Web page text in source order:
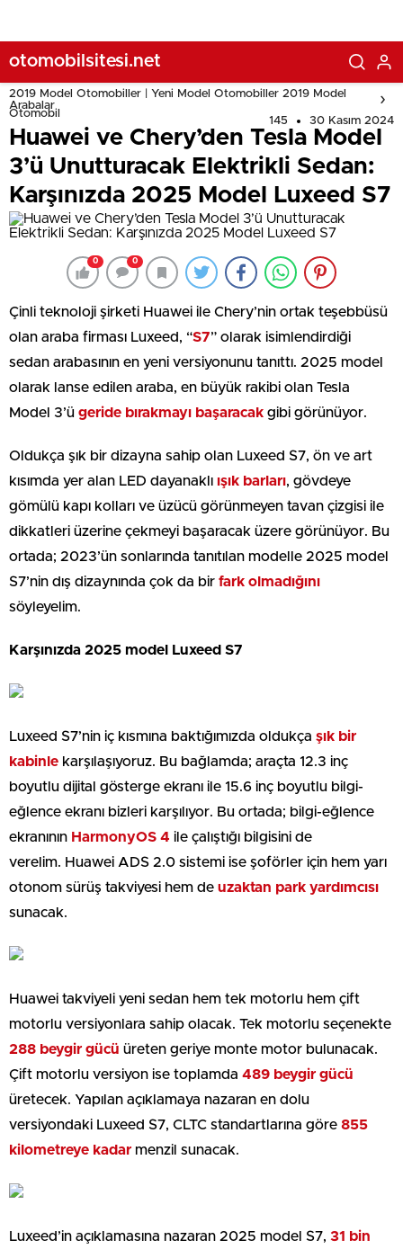
otomobilsitesi.net
2019 Model Otomobiller | Yeni Model Otomobiller 2019 Model
Arabalar
Otomobil
145 30 Kasım 2024
Huawei ve Chery’den Tesla Model
3’ü Unutturacak Elektrikli Sedan:
Karşınızda 2025 Model Luxeed S7
0 0
Çinli teknoloji şirketi Huawei ile Chery’nin ortak teşebbüsü
olan araba firması Luxeed, “S7” olarak isimlendirdiği
sedan arabasının en yeni versiyonunu tanıttı. 2025 model
olarak lanse edilen araba, en büyük rakibi olan Tesla
Model 3’ü geride bırakmayı başaracak gibi görünüyor.
Oldukça şık bir dizayna sahip olan Luxeed S7, ön ve art
kısımda yer alan LED dayanaklı ışık barları, gövdeye
gömülü kapı kolları ve üzücü görünmeyen tavan çizgisi ile
dikkatleri üzerine çekmeyi başaracak üzere görünüyor. Bu
ortada; 2023’ün sonlarında tanıtılan modelle 2025 model
S7’nin dış dizaynında çok da bir fark olmadığını
söyleyelim.
Karşınızda 2025 model Luxeed S7
Luxeed S7’nin iç kısmına baktığımızda oldukça şık bir
kabinle karşılaşıyoruz. Bu bağlamda; araçta 12.3 inç
boyutlu dijital gösterge ekranı ile 15.6 inç boyutlu bilgi-
eğlence ekranı bizleri karşılıyor. Bu ortada; bilgi-eğlence
ekranının HarmonyOS 4 ile çalıştığı bilgisini de
verelim. Huawei ADS 2.0 sistemi ise şoförler için hem yarı
otonom sürüş takviyesi hem de uzaktan park yardımcısı
sunacak.
Huawei takviyeli yeni sedan hem tek motorlu hem çift
motorlu versiyonlara sahip olacak. Tek motorlu seçenekte
288 beygir gücü üreten geriye monte motor bulunacak.
Çift motorlu versiyon ise toplamda 489 beygir gücü
üretecek. Yapılan açıklamaya nazaran en dolu
versiyondaki Luxeed S7, CLTC standartlarına göre 855
kilometreye kadar menzil sunacak.
Luxeed’in açıklamasına nazaran 2025 model S7, 31 bin